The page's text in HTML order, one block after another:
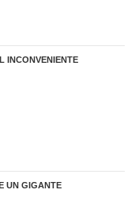
INCONVENIENTE
UN GIGANTE